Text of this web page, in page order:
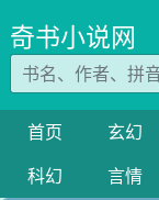
奇书小说网
首页 玄幻
科幻
言情